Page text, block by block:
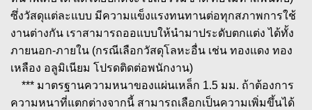
ซึ่งวัสดุแต่ละแบบ มีความแข็งแรงทนทานต่อทุกสภาพการใช้
งานต่างกัน เราสามารถออแบบให้นำมาประดับตกแต่ง ได้ทั้ง
ภายนอก-ภายใน (กรณีเลือกวัสดุโลหะอื่น เช่น ทองแดง ทอง
เหลือง อลูมิเนียม โปรดติดต่อพนักงาน)
*** มาตรฐานความหนาของแผ่นเหล็ก 1.5 มม. ถ้าต้องการ
ความหนาที่แตกต่างจากนี้ สามารถเลือกเป็นความเพิ่มขึ้นได้